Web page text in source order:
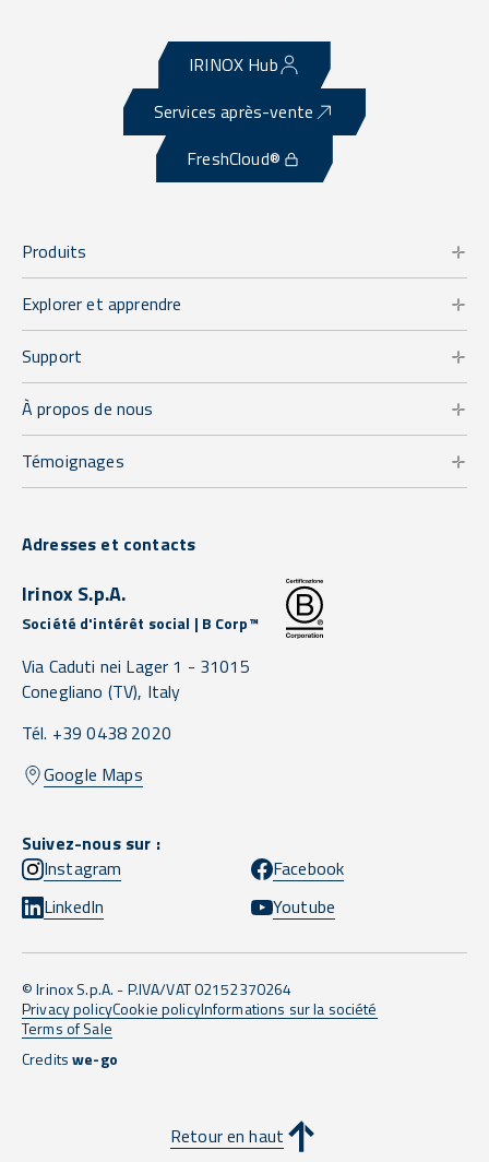
IRINOX Hub
Services après-vente
FreshCloud®
Produits
Explorer et apprendre
Support
À propos de nous
Témoignages
Adresses et contacts
Irinox S.p.A.
Société d'intérêt social | B Corp™
Via Caduti nei Lager 1 - 31015
Conegliano (TV), Italy
Tél. +39 0438 2020
Google Maps
Suivez-nous sur :
Instagram
Facebook
LinkedIn
Youtube
© Irinox S.p.A. - P.IVA/VAT 02152370264
Privacy policyCookie policyInformations sur la société
Terms of Sale
Creditswe-go
Retour en haut